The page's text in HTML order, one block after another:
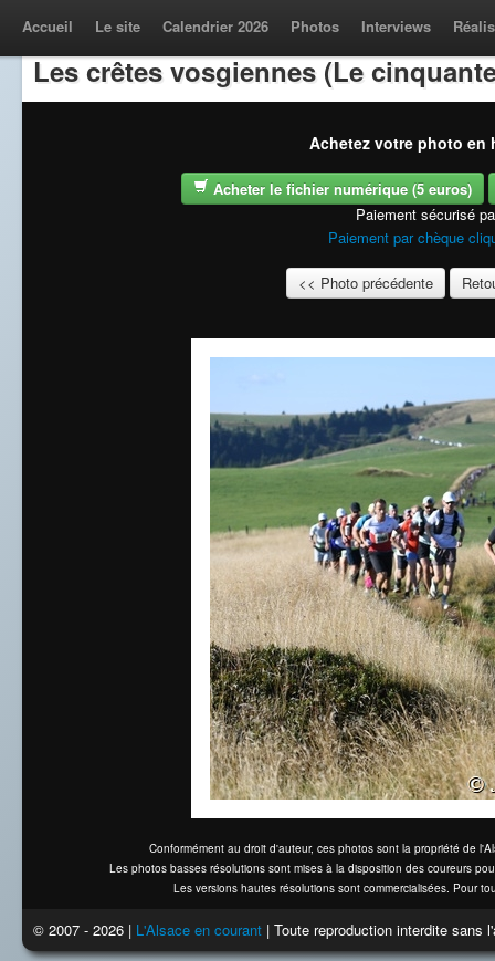
Accueil Le site Calendrier 2026 Photos Interviews
Les crêtes vosgiennes (Le
Achetez votre photo en
Acheter le fichier numérique (5 euros)
Paiement sécurisé
Paiement par chèque
<< Photo précédente
Conformément au droit d'auteur, ces photos sont la propriété de
Les photos basses résolutions sont mises à la disposition des coureurs
Les versions hautes résolutions sont commercialisées. Pour
© 2007 - 2026 | L'Alsace en courant | Toute reproduction interdite sans